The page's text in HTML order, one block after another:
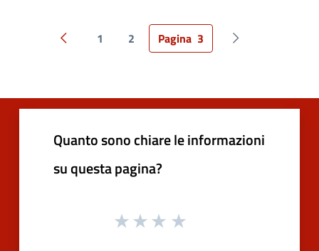
Pagina precedente
1 2 Pagina 3 Pagina
Quanto sono chiare le informazioni
su questa pagina?